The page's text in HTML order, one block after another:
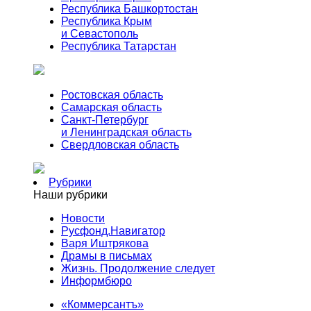
Республика Башкортостан
Республика Крым
и Севастополь
Республика Татарстан
Ростовская область
Самарская область
Санкт-Петербург
и Ленинградская область
Свердловская область
Рубрики
Наши рубрики
Новости
Русфонд.Навигатор
Варя Иштрякова
Драмы в письмах
Жизнь. Продолжение следует
Информбюро
«Коммерсантъ»